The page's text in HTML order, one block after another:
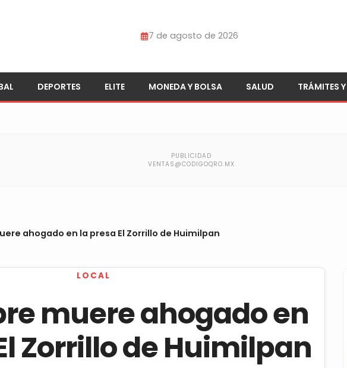
7 de agosto de 2026
DEPORTES ELITE MONEDA Y BOLSA SALUD TRÁMITES
ahogado en la presa El Zorrillo de Huimilpan
LOCAL
muere ahogado en
Zorrillo de Huimilpan